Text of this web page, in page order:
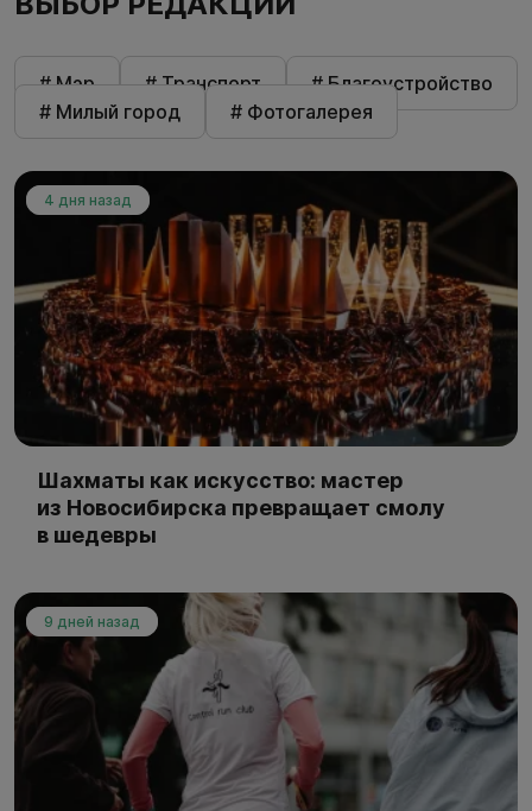
# Мэр # Транспорт
# Благоустройство
# Милый город
# Фотогалерея
4 дня назад
Шахматы как искусство: мастер
из Новосибирска превращает смолу
в шедевры
9 дней назад